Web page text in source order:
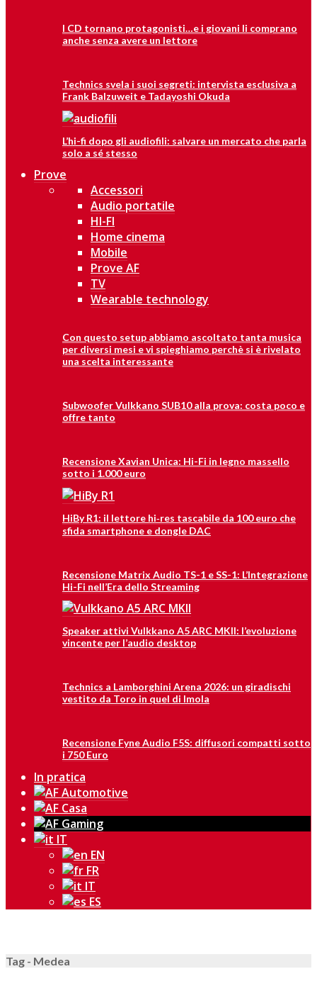
I CD tornano protagonisti…e i giovani li comprano
anche senza avere un lettore
Technics svela i suoi segreti: intervista esclusiva a
Frank Balzuweit e Tadayoshi Okuda
L’hi-fi dopo gli audiofili: salvare un mercato che parla
solo a sé stesso
Prove
Accessori
Audio portatile
HI-FI
Home cinema
Mobile
Prove AF
TV
Wearable technology
Con questo setup abbiamo ascoltato tanta musica
per diversi mesi e vi spieghiamo perchè si è rivelato
una scelta interessante
Subwoofer Vulkkano SUB10 alla prova: costa poco e
offre tanto
Recensione Xavian Unica: Hi-Fi in legno massello
sotto i 1.000 euro
HiBy R1: il lettore hi‑res tascabile da 100 euro che
sfida smartphone e dongle DAC
Recensione Matrix Audio TS-1 e SS-1: L’Integrazione
Hi-Fi nell’Era dello Streaming
Speaker attivi Vulkkano A5 ARC MKII: l’evoluzione
vincente per l’audio desktop
Technics a Lamborghini Arena 2026: un giradischi
vestito da Toro in quel di Imola
Recensione Fyne Audio F5S: diffusori compatti sotto
i 750 Euro
In pratica
IT
EN
FR
IT
ES
Tag - Medea